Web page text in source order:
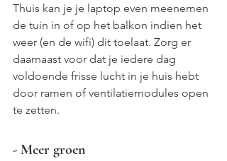
Thuis kan je je laptop even meenemen
de tuin in of op het balkon indien het
weer (en de wifi) dit toelaat. Zorg er
daarnaast voor dat je iedere dag
voldoende frisse lucht in je huis hebt
door ramen of ventilatiemodules open
te zetten.
- Meer groen